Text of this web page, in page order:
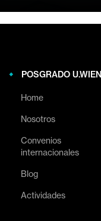
POSGRADO
Home
Nosotros
Convenios
internacionales
Blog
Actividades